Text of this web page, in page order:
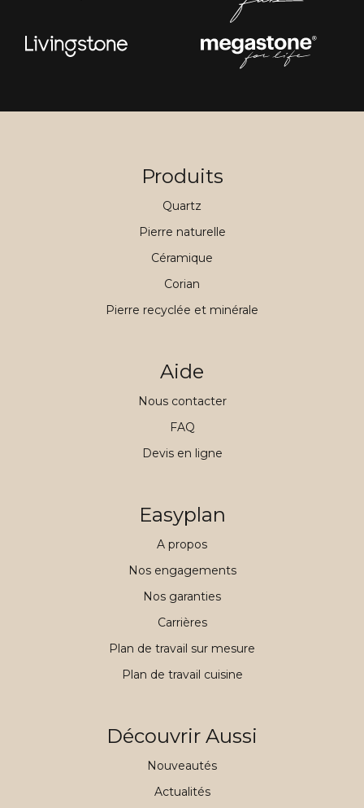
Produits
Quartz
Pierre naturelle
Céramique
Corian
Pierre recyclée et minérale
Aide
Nous contacter
FAQ
Devis en ligne
Easyplan
A propos
Nos engagements
Nos garanties
Carrières
Plan de travail sur mesure
Plan de travail cuisine
Découvrir Aussi
Nouveautés
Actualités